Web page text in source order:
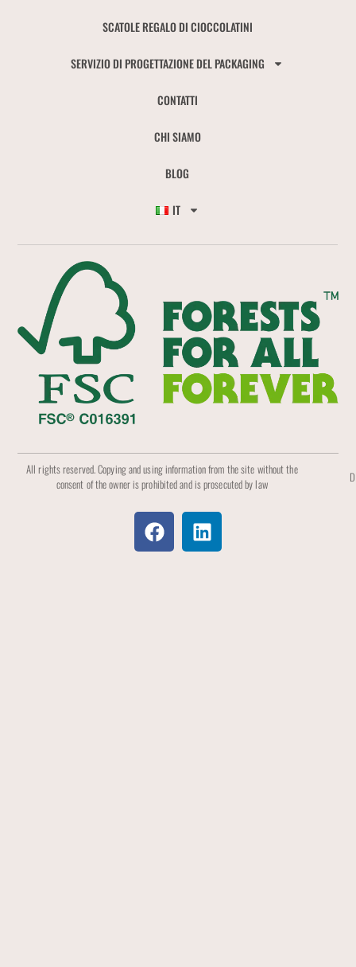
SCATOLE REGALO DI CIOCCOLATINI
SERVIZIO DI PROGETTAZIONE DEL PACKAGING
CONTATTI
CHI SIAMO
BLOG
IT
All rights reserved. Copying and using information from the site without the
consent of the owner is prohibited and is prosecuted by law